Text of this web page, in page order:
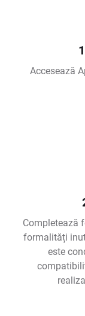
Accesează
Completează
formalități
este